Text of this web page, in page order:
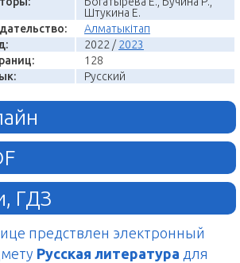
Штукина Е.
Алматыкітап
2022 / 2023
128
Русский
ГДЗ
предствлен электронный
Русская литература для